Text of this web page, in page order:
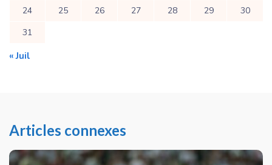
24
25 26 27 28 29
30
31
« Juil
Articles connexes